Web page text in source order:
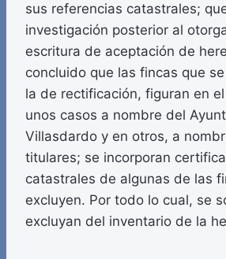
sus referencias catastrales;
investigación posterior al
escritura de aceptación de
concluido que las fincas que
la de rectificación, figuran en
unos casos a nombre del
Villasdardo y en otros, a
titulares; se incorporan
catastrales de algunas de las
excluyen. Por todo lo cual, se
excluyan del inventario de la